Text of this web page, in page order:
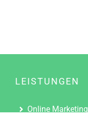
LEISTUNGEN
Online Marketing